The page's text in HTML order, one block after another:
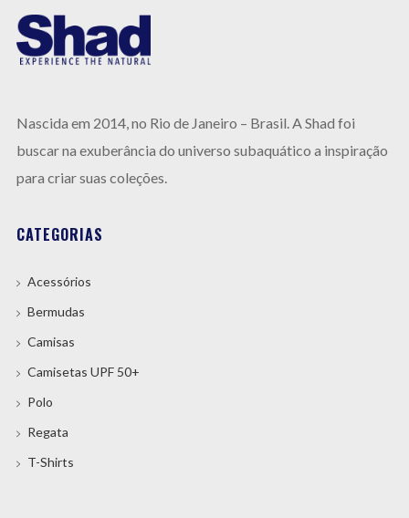
Nascida em 2014, no Rio de Janeiro – Brasil.AShad foi
buscar na exuberância do universo subaquático a inspiração
para criar suas coleções.
CATEGORIAS
Acessórios
Bermudas
Camisas
Camisetas UPF 50+
Polo
Regata
T-Shirts